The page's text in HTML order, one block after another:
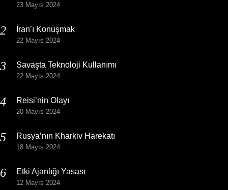
23 Mayıs 2024
İran’ı Konuşmak
22 Mayıs 2024
Savaşta Teknoloji Kullanımı
22 Mayıs 2024
Reisi’nin Olayı
20 Mayıs 2024
Rusya’nın Kharkiv Harekatı
18 Mayıs 2024
Etki Ajanlığı Yasası
12 Mayıs 2024